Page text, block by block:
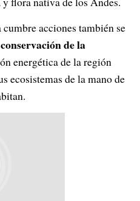
acciones también se
conservación de la
energética de la región
ecosistemas de la mano de